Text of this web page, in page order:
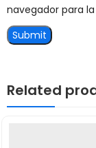
navegador para
Related